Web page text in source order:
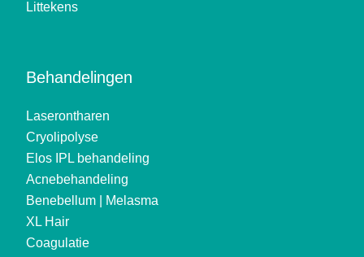
Littekens
Behandelingen
Laserontharen
Cryolipolyse
Elos IPL behandeling
Acnebehandeling
Benebellum | Melasma
XL Hair
Coagulatie